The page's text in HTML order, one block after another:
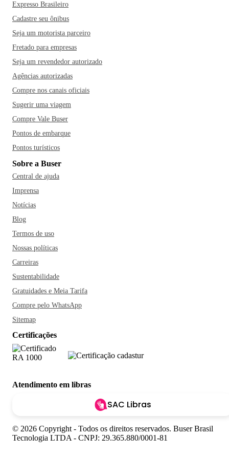
Expresso Brasileiro
Cadastre seu ônibus
Seja um motorista parceiro
Fretado para empresas
Seja um revendedor autorizado
Agências autorizadas
Compre nos canais oficiais
Sugerir uma viagem
Compre Vale Buser
Pontos de embarque
Pontos turísticos
Sobre a Buser
Central de ajuda
Imprensa
Notícias
Blog
Termos de uso
Nossas políticas
Carreiras
Sustentabilidade
Gratuidades e Meia Tarifa
Compre pelo WhatsApp
Sitemap
Certificações
Atendimento em libras
SAC Libras
© 2026 Copyright - Todos os direitos reservados. Buser Brasil
Tecnologia LTDA - CNPJ: 29.365.880/0001-81